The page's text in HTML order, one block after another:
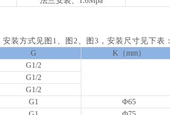
装方式见图1、图2、图3，安装尺寸见下表：
G K（mm）
G1/2
G1/2
G1/2
G1 Φ65